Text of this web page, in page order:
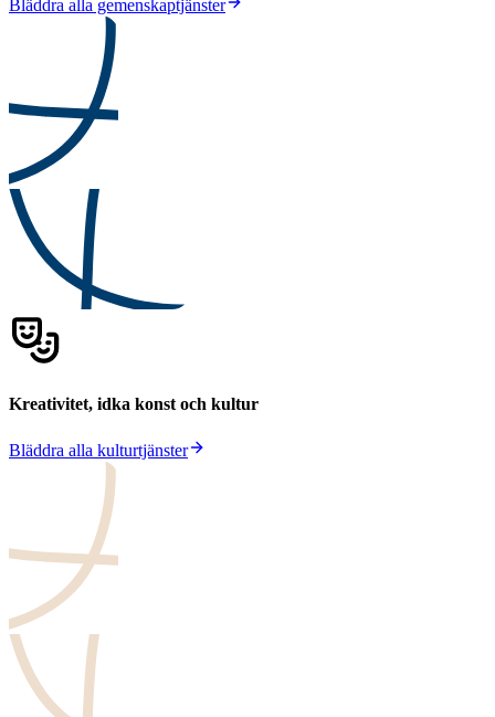
Bläddra alla gemenskaptjänster
Kreativitet, idka konst och kultur
Bläddra alla kulturtjänster